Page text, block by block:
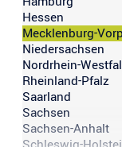
Hessen
Mecklenburg-
Niedersachsen
Nordrhein-
Rheinland-Pfalz
Saarland
Sachsen
Sachsen-Anhalt